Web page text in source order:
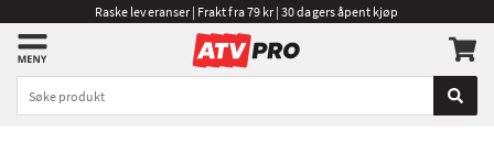
Raske leveranser | Frakt fra 79 kr | 30 dagers åpent kjøp